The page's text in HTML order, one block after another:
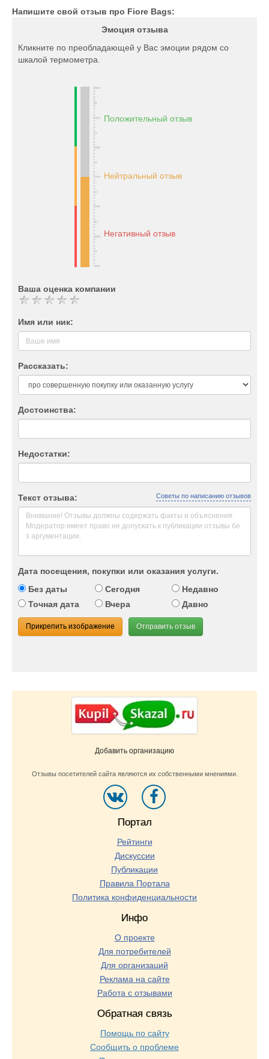
Напишите свой отзыв про Fiore Bags:
Эмоция отзыва
Кликните по преобладающей у Вас эмоции рядом со
шкалой термометра.
Положительный отзыв
Нейтральный отзыв
Негативный отзыв
Ваша оценка компании
Имя или ник:
Рассказать:
Достоинства:
Недостатки:
Текст отзыва: Советы по написанию отзывов
Дата посещения, покупки или оказания услуги.
Без даты
Сегодня
Недавно
Точная дата
Вчера Давно
Прикрепить изображение Отправить отзыв
Добавить организацию
Отзывы посетителей сайта являются их собственными мнениями.
Портал
Рейтинги
Дискуссии
Публикации
Правила Портала
Политика конфиденциальности
Инфо
О проекте
Для потребителей
Для организаций
Реклама на сайте
Работа с отзывами
Обратная связь
Помощь по сайту
Сообщить о проблеме